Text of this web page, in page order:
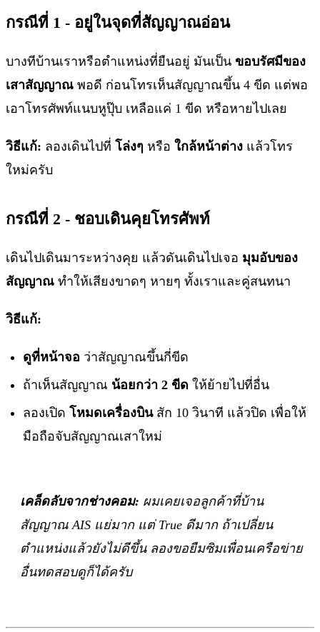
กรณีที่ 1 - อยู่ในจุดที่สัญญาณอ่อน
บางทีบ้านเราหรือตำแหน่งที่ยืนอยู่ มันเป็น ขอบรัศมีของ
เสาสัญญาณ พอดี ก่อนโทรเห็นสัญญาณขึ้น 4 ขีด แต่พอ
เอาโทรศัพท์แนบหูปุ๊บ เหลือแค่ 1 ขีด หรือหายไปเลย
วิธีแก้: ลองเดินไปที่ โล่งๆ หรือ ใกล้หน้าต่าง แล้วโทร
ใหม่ครับ
กรณีที่ 2 - ชอบเดินคุยโทรศัพท์
เดินไปเดินมาระหว่างคุย แล้วดันเดินไปเจอ มุมอับของ
สัญญาณ ทำให้เสียงขาดๆ หายๆ ทั้งเราและคู่สนทนา
วิธีแก้:
ดูที่หน้าจอ ว่าสัญญาณขึ้นกี่ขีด
ถ้าเห็นสัญญาณ น้อยกว่า 2 ขีด ให้ย้ายไปที่อื่น
ลองเปิด โหมดเครื่องบินสัก 10 วินาที แล้วปิด เพื่อให้
มือถือจับสัญญาณเสาใหม่
เคล็ดลับจากช่างคอม: ผมเคยเจอลูกค้าที่บ้าน
สัญญาณ AIS แย่มาก แต่ True ดีมาก ถ้าเปลี่ยน
ตำแหน่งแล้วยังไม่ดีขึ้น ลองขอยืมซิมเพื่อนเครือข่าย
อื่นทดสอบดูก็ได้ครับ